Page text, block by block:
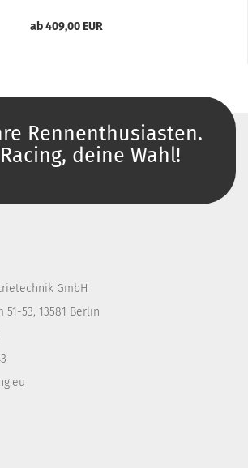
ab 409,00 EUR
Rennenthusiasten.
deine Wahl!
GmbH
53, 13581 Berlin